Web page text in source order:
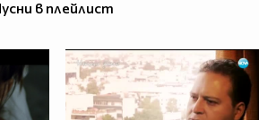
в плейлист